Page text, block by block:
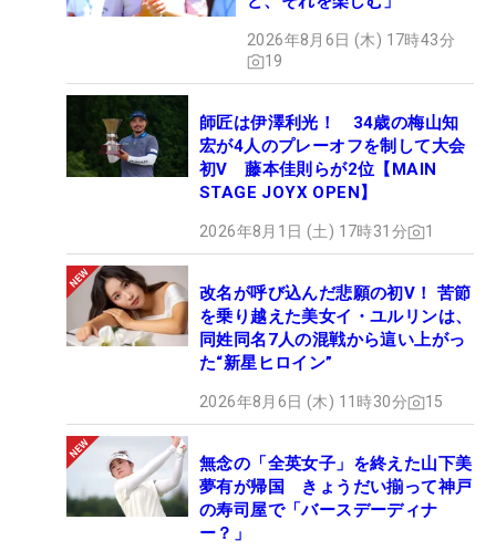
2026年8月6日 (木) 17時43分
19
師匠は伊澤利光！ 34歳の梅山知
宏が4人のプレーオフを制して大会
初V 藤本佳則らが2位【MAIN
STAGE JOYX OPEN】
2026年8月1日 (土) 17時31分 1
改名が呼び込んだ悲願の初V！ 苦節
を乗り越えた美女イ・ユルリンは、
同姓同名7人の混戦から這い上がっ
た“新星ヒロイン”
2026年8月6日 (木) 11時30分 15
無念の「全英女子」を終えた山下美
夢有が帰国 きょうだい揃って神戸
の寿司屋で「バースデーディナ
ー？」